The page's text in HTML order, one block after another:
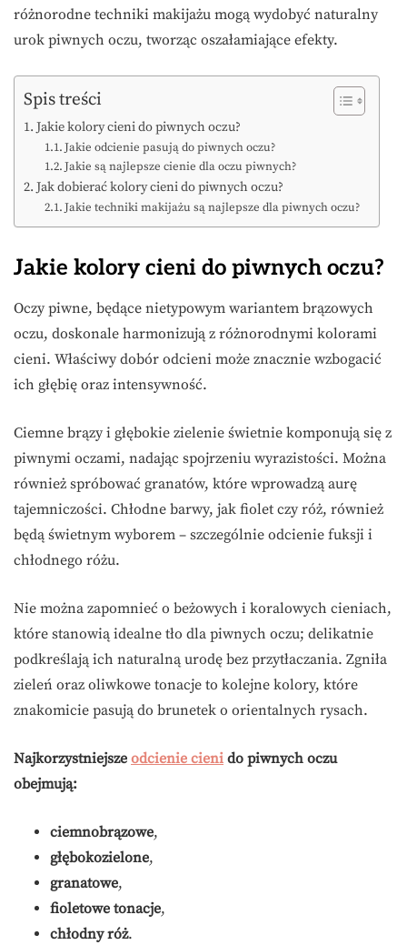
różnorodne techniki makijażu mogą wydobyć naturalny
urok piwnych oczu, tworząc oszałamiające efekty.
Spis treści
Jakie kolory cieni do piwnych oczu?
Jakie odcienie pasują do piwnych oczu?
Jakie są najlepsze cienie dla oczu piwnych?
Jak dobierać kolory cieni do piwnych oczu?
Jakie techniki makijażu są najlepsze dla piwnych oczu?
Jakie kolory cieni do piwnych oczu?
Oczy piwne, będące nietypowym wariantem brązowych
oczu, doskonale harmonizują z różnorodnymi kolorami
cieni. Właściwy dobór odcieni może znacznie wzbogacić
ich głębię oraz intensywność.
Ciemne brązy i głębokie zielenie świetnie komponują się z
piwnymi oczami, nadając spojrzeniu wyrazistości. Można
również spróbować granatów, które wprowadzą aurę
tajemniczości. Chłodne barwy, jak fiolet czy róż, również
będą świetnym wyborem – szczególnie odcienie fuksji i
chłodnego różu.
Nie można zapomnieć o beżowych i koralowych cieniach,
które stanowią idealne tło dla piwnych oczu; delikatnie
podkreślają ich naturalną urodę bez przytłaczania. Zgniła
zieleń oraz oliwkowe tonacje to kolejne kolory, które
znakomicie pasują do brunetek o orientalnych rysach.
Najkorzystniejsze odcienie cieni do piwnych oczu
obejmują:
ciemnobrązowe,
głębokozielone,
granatowe,
fioletowe tonacje,
chłodny róż.